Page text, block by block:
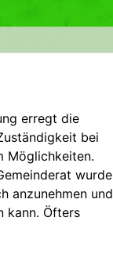
erregt die
bei
Möglichkeiten.
wurde
anzunehmen und
kann. Öfters